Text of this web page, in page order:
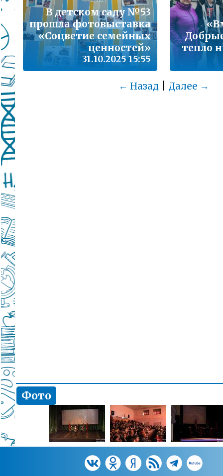
В детском саду №53
прошла фотовыставка
«Соцветие семейных
ценностей»
31.10.2025 15:55
тепло
← Назад| Далее →
Фото